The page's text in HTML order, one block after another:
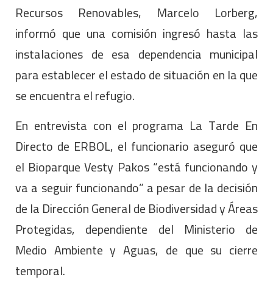
Recursos Renovables, Marcelo Lorberg,
informó que una comisión ingresó hasta las
instalaciones de esa dependencia municipal
para establecer el estado de situación en la que
se encuentra el refugio.
En entrevista con el programa La Tarde En
Directo de ERBOL, el funcionario aseguró que
el Bioparque Vesty Pakos “está funcionando y
va a seguir funcionando” a pesar de la decisión
de la Dirección General de Biodiversidad y Áreas
Protegidas, dependiente del Ministerio de
Medio Ambiente y Aguas, de que su cierre
temporal.